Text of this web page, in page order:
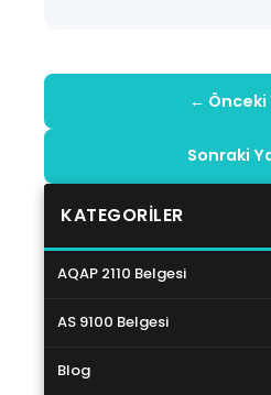
← Önceki
Sonraki
KATEGORILER
AQAP 2110 Belgesi
AS 9100 Belgesi
Blog